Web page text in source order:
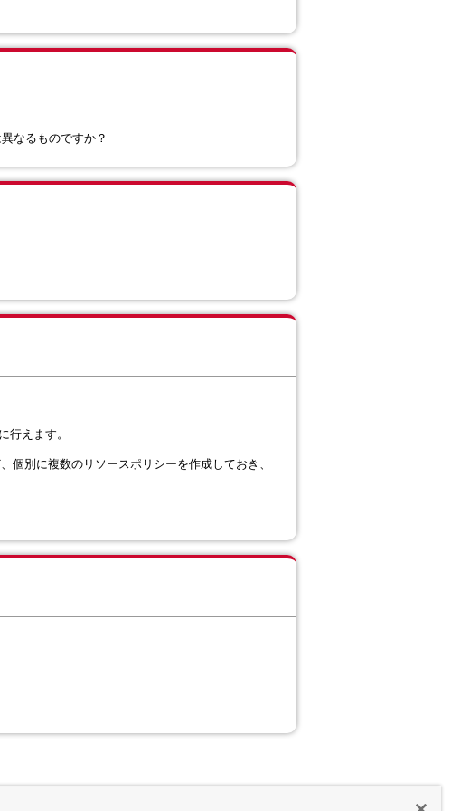
なるものですか？
えます。
別に複数のリソースポリシーを作成しておき、